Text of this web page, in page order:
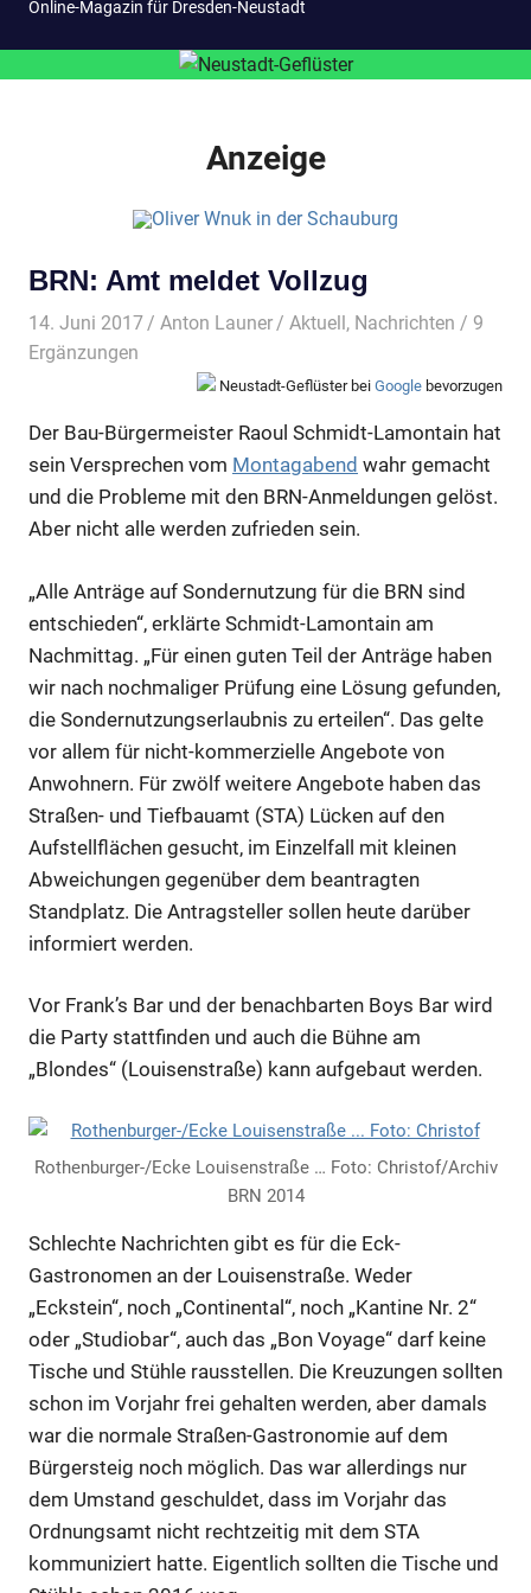
Online-Magazin für Dresden-Neustadt
Anzeige
BRN: Amt meldet Vollzug
14. Juni 2017 Anton Launer Aktuell, Nachrichten / 9
Ergänzungen
Neustadt-Geflüster bei Google bevorzugen
Der Bau-Bürgermeister Raoul Schmidt-Lamontain hat
sein Versprechen vom Montagabend wahr gemacht
und die Probleme mit den BRN-Anmeldungen gelöst.
Aber nicht alle werden zufrieden sein.
„Alle Anträge auf Sondernutzung für die BRN sind
entschieden“, erklärte Schmidt-Lamontain am
Nachmittag. „Für einen guten Teil der Anträge haben
wir nach nochmaliger Prüfung eine Lösung gefunden,
die Sondernutzungserlaubnis zu erteilen“. Das gelte
vor allem für nicht-kommerzielle Angebote von
Anwohnern. Für zwölf weitere Angebote haben das
Straßen- und Tiefbauamt (STA) Lücken auf den
Aufstellflächen gesucht, im Einzelfall mit kleinen
Abweichungen gegenüber dem beantragten
Standplatz. Die Antragsteller sollen heute darüber
informiert werden.
Vor Frank’s Bar und der benachbarten Boys Bar wird
die Party stattfinden und auch die Bühne am
„Blondes“ (Louisenstraße) kann aufgebaut werden.
Rothenburger-/Ecke Louisenstraße … Foto: Christof/Archiv
BRN 2014
Schlechte Nachrichten gibt es für die Eck-
Gastronomen an der Louisenstraße. Weder
„Eckstein“, noch „Continental“, noch „Kantine Nr. 2“
oder „Studiobar“, auch das „Bon Voyage“ darf keine
Tische und Stühle rausstellen. Die Kreuzungen sollten
schon im Vorjahr frei gehalten werden, aber damals
war die normale Straßen-Gastronomie auf dem
Bürgersteig noch möglich. Das war allerdings nur
dem Umstand geschuldet, dass im Vorjahr das
Ordnungsamt nicht rechtzeitig mit dem STA
kommuniziert hatte. Eigentlich sollten die Tische und